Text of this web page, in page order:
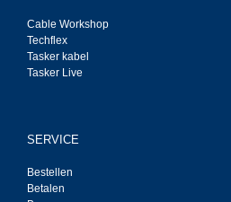
Cable Workshop
Techflex
Tasker kabel
Tasker Live
SERVICE
Bestellen
Betalen